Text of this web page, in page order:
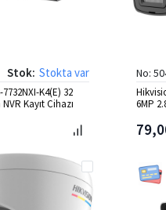
Stok: Stokta var
K4(E) 32
Kayıt Cihazı
No:
6MP